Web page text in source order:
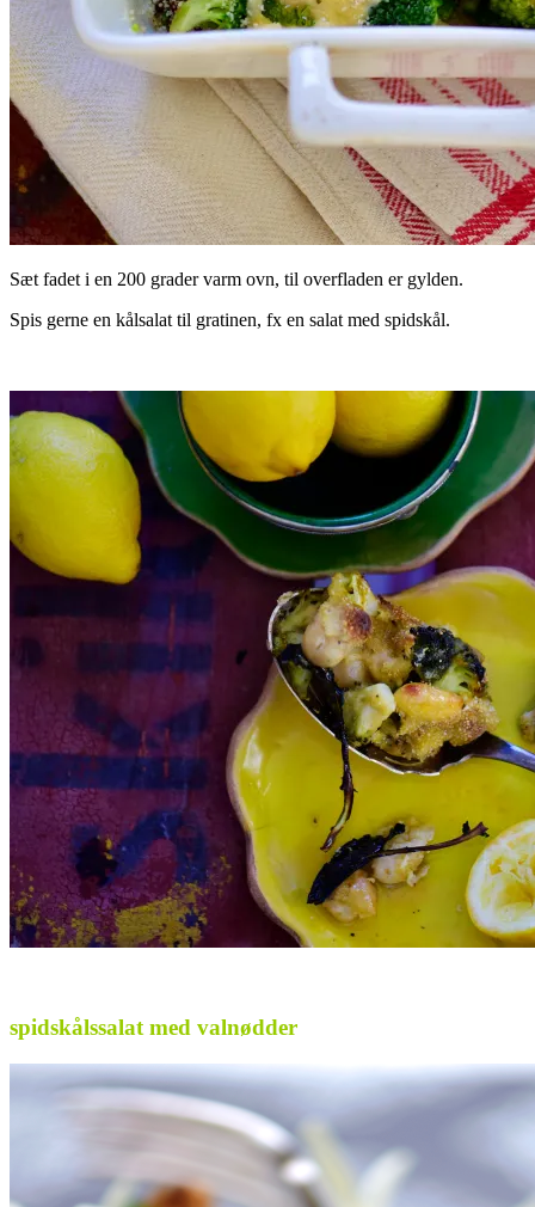
Sæt fadet i en 200 grader varm ovn, til overfladen er gylden.
Spis gerne en kålsalat til gratinen, fx en salat med spidskål.
spidskålssalat med valnødder